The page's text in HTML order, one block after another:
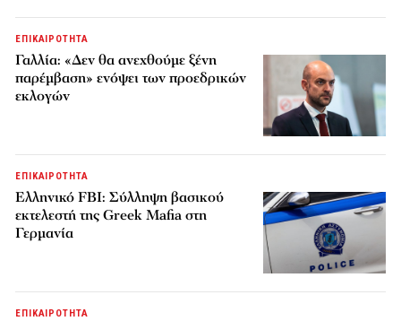
ΕΠΙΚΑΙΡΟΤΗΤΑ
Γαλλία: «Δεν θα ανεχθούμε ξένη
παρέμβαση» ενόψει των προεδρικών
εκλογών
ΕΠΙΚΑΙΡΟΤΗΤΑ
Ελληνικό FBI: Σύλληψη βασικού
εκτελεστή της Greek Mafia στη
Γερμανία
ΕΠΙΚΑΙΡΟΤΗΤΑ